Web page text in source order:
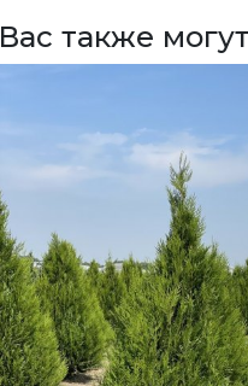
Вас также